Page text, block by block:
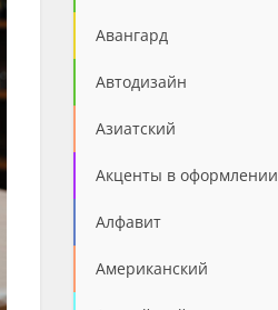
Авангард
Автодизайн
Азиатский
Акценты в оформлении
Алфавит
Американский